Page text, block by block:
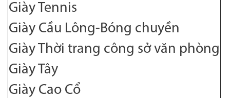
Giày Tennis
Giày Cầu Lông-Bóng chuyền
Giày Thời trang công sở văn phòng
Giày Tây
Giày Cao Cổ